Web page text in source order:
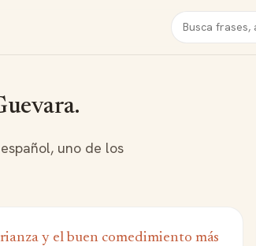
Buscar
uno de los
y el buen comedimiento más